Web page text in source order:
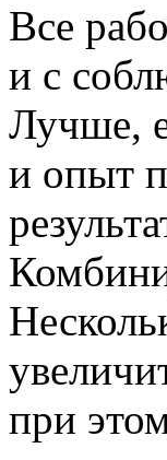
Все
и с
Лучше,
и опыт
при